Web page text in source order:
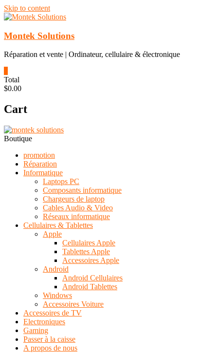
Skip to content
Montek Solutions
Réparation et vente | Ordinateur, cellulaire & électronique
Total
$0.00
Cart
Boutique
promotion
Réparation
Informatique
Laptops PC
Composants informatique
Chargeurs de laptop
Cables Audio & Video
Réseaux informatique
Cellulaires & Tablettes
Apple
Cellulaires Apple
Tablettes Apple
Accessoires Apple
Android
Android Cellulaires
Android Tablettes
Windows
Accessoires Voiture
Accessoires de TV
Electroniques
Gaming
Passer à la caisse
A propos de nous